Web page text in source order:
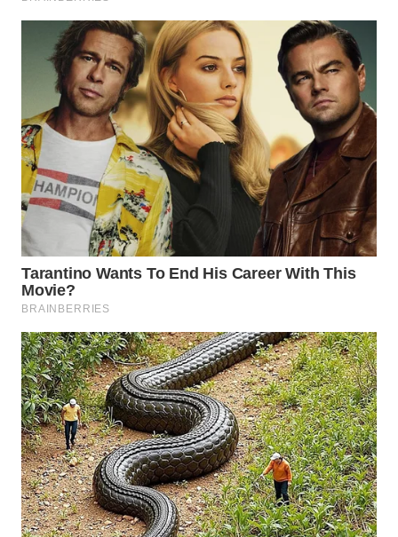
WAHANANEWS
ID
WAHANANEWS
CO ID
WAHANANEWS
NET
SPORT
WAHANA
WAHANA
SELEB
WAHANA
PERSONA
WAHANA
OTOMOTIF